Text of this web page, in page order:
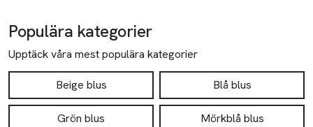
Populära kategorier
Upptäck våra mest populära kategorier
Beige blus Blå blus
Grön blus Mörkblå blus